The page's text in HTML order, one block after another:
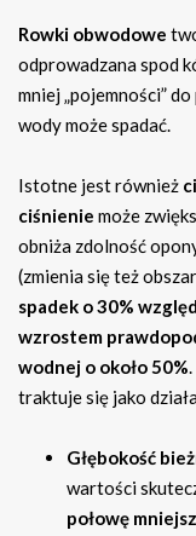
Rowki obwodowe
odprowadzana spod
mniej „pojemności”
wody może spadać.
Istotne jest również
ciśnienie może
obniża zdolność
(zmienia się też
spadek o 30%
wzrostem
wodnej o około 50%
traktuje się jako
Głębokość
wartości
połowę